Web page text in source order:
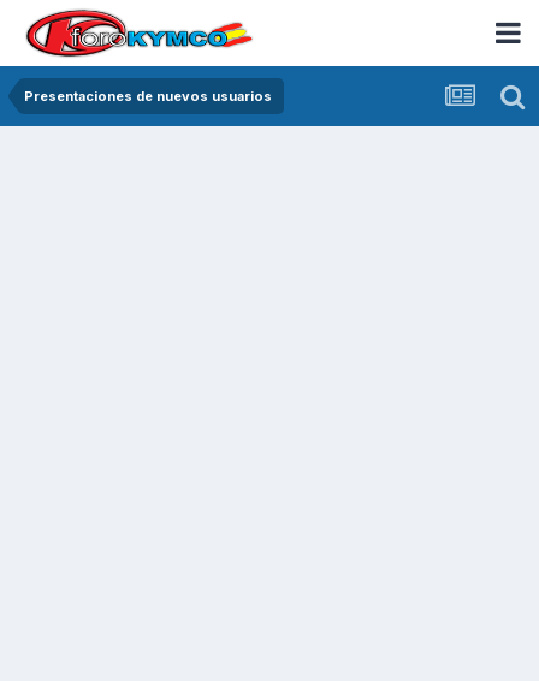
Presentaciones de nuevos usuarios